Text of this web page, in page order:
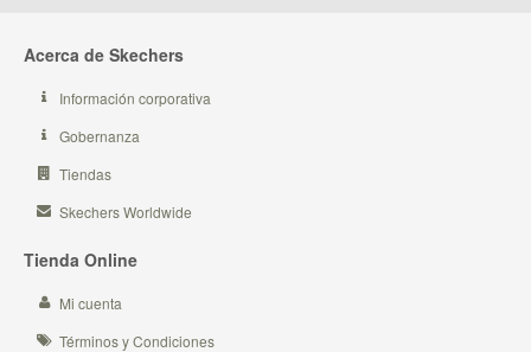
Acerca de Skechers
Información corporativa
Gobernanza
Tiendas
Skechers Worldwide
Tienda Online
Mi cuenta
Términos y Condiciones